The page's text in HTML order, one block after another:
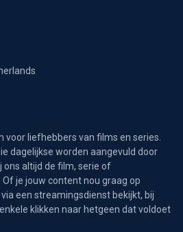
liefhebbers van films en series.
dagelijkse worden aangevuld door
ons altijd de film, serie of
je jouw content nou graag op
een streamingsdienst bekijkt, bij
klikken naar hetgeen dat voldoet